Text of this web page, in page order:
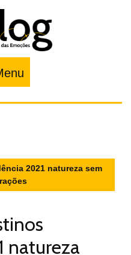
2021 natureza sem
natureza